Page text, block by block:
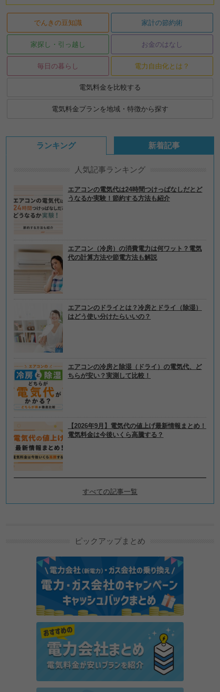
でんきの豆知識 家計の節約術
家探し・引っ越し お金のはなし
毎日の暮らし 電力自由化とは？
電気料金を比較する
電気料金プランを地域・特徴から探す
ランキング
人気記事ランキング
エアコンの電気代は24時間つけっぱなしだとど
うなるか実験！節約する方法も紹介
エアコン（冷房）の消費電力は何ワット？電気
代の計算方法や節電方法も解説
エアコンのドライとは？冷房とドライ（除湿）
はどう使い分けたらいいの？
エアコンの冷房と除湿（ドライ）の電気代、ど
ちらが安い？実測して比較！
【2026年9月】電気代の値上げ最新情報まとめ！
電気料金は今後いくら高騰する？
すべての記事一覧
新着記事
リボンエナジーのキャンペーン・特典情報｜最大
バリューでんきのキャンペーン・特典情報｜最大
24,000円キャッシュバック【2026年8月】
沖縄ガスニューパワーのキャンペーン・特典情報 キ
ャッシュバックなど特典はある？
リミックスでんきのキャンペーン・特典情報まとめ
ピックアップまとめ